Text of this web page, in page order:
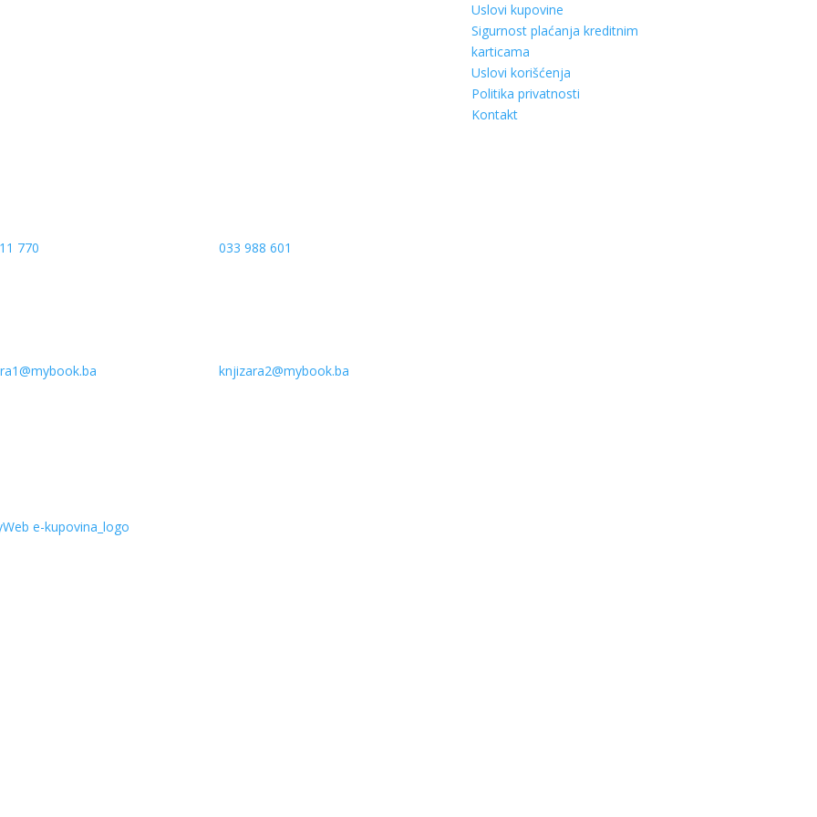
770 033 988 601
knjizara2@mybook.ba
Uslovi kupovine
Sigurnost plaćanja kreditnim
karticama
Uslovi korišćenja
Politika privatnosti
Kontakt